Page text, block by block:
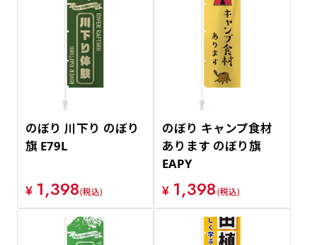
のぼり 川下り のぼり
旗 E79L
¥ 1,398(税込)
のぼり キャンプ食材
あります のぼり旗
EAPY
¥ 1,398(税込)